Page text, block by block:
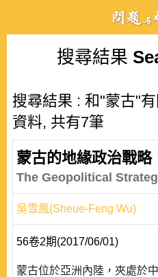
搜尋結果
搜尋結果 : 和"蒙古"
資料, 共有7筆
蒙古的地緣政治戰略
The Geopolitical
吳雪鳳(Sheue-Feng Wu)
56卷2期(2017/06/01)
蒙古位於亞洲內陸，夾處於